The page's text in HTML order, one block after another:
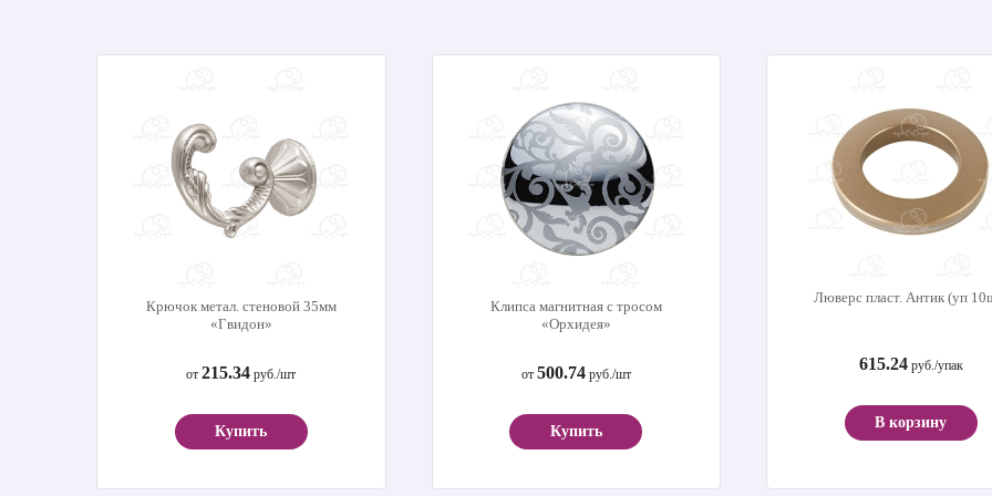
Крючок метал. стеновой 35мм
«Гвидон»
от215.34 руб./шт
Купить
Клипса магнитная с тросом
«Орхидея»
от 500.74руб./шт
Купить
Люверс пласт. Антик (уп
615.24руб./упак
В корзину